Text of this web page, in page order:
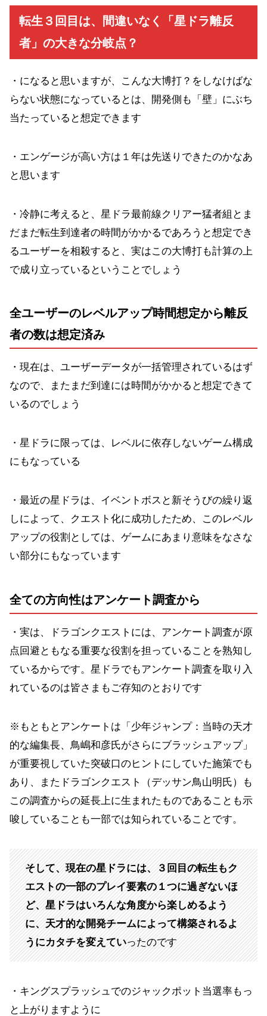
転生３回目は、間違いなく「星ドラ離反
者」の大きな分岐点 ？
・になると思いますが、こんな大博打？をしなけばな
らない状態になっているとは、開発側も「壁」にぶち
当たっていると想定できます
・エンゲージが高い方は１年は先送りできたのかなあ
と思います
・冷静に考えると、星ドラ最前線クリアー猛者組とま
だまだ転生到達者の時間がかかるであろうと想定でき
るユーザーを相殺すると、実はこの大博打も計算の上
で成り立っているということでしょう
全ユーザーのレベルアップ時間想定から離反
者の数は想定済み
・現在は、ユーザーデータが一括管理されているはず
なので、またまだ到達には時間がかかると想定できて
いるのでしょう
・星ドラに限っては、レベルに依存しないゲーム構成
にもなっている
・最近の星ドラは、イベントボスと新そうびの繰り返
しによって、クエスト化に成功したため、このレベル
アップの役割としては、ゲームにあまり意味をなさな
い部分にもなっています
全ての方向性はアンケート調査から
・実は、ドラゴンクエストには、アンケート調査が原
点回避ともなる重要な役割を担っていることを熟知し
ているからです。星ドラでもアンケート調査を取り入
れているのは皆さまもご存知のとおりです
※もともとアンケートは「少年ジャンプ：当時の天才
的な編集長、鳥嶋和彦氏がさらにブラッシュアップ」
が重要視していた突破口のヒントにしていた施策でも
あり、またドラゴンクエスト（デッサン鳥山明氏）も
この調査からの延長上に生まれたものであることも示
唆していることも一部では知られていることです。
そして、現在の星ドラには、３回目の転生もク
エストの一部のプレイ要素の１つに過ぎないほ
ど、星ドラはいろんな角度から楽しめるよう
に、天才的な開発チームによって構築されるよ
うにカタチを変えていったのです
・キングスプラッシュでのジャックポット当選率もっ
と上がりますように